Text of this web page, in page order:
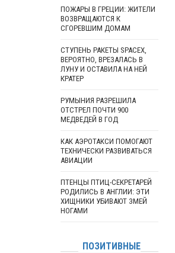
ПОЖАРЫ В ГРЕЦИИ: ЖИТЕЛИ
ВОЗВРАЩАЮТСЯ К
СГОРЕВШИМ ДОМАМ
СТУПЕНЬ РАКЕТЫ SPACEX,
ВЕРОЯТНО, ВРЕЗАЛАСЬ В
ЛУНУ И ОСТАВИЛА НА НЕЙ
КРАТЕР
РУМЫНИЯ РАЗРЕШИЛА
ОТСТРЕЛ ПОЧТИ 900
МЕДВЕДЕЙ В ГОД
КАК АЭРОТАКСИ ПОМОГАЮТ
ТЕХНИЧЕСКИ РАЗВИВАТЬСЯ
АВИАЦИИ
ПТЕНЦЫ ПТИЦ-СЕКРЕТАРЕЙ
РОДИЛИСЬ В АНГЛИИ: ЭТИ
ХИЩНИКИ УБИВАЮТ ЗМЕЙ
НОГАМИ
ПОЗИТИВНЫЕ